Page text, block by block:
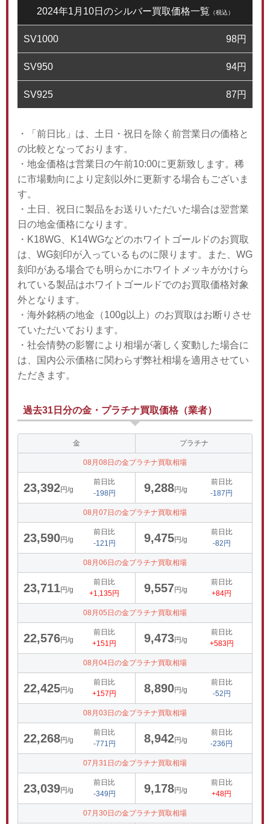
2024年1月10日のシルバー買取価格一覧 （税込）
SV1000 98円
SV950 94円
SV925 87円
・「前日比」は、土日・祝日を除く前営業日の価格と
の比較となっております。
・地金価格は営業日の午前10:00に更新致します。稀
に市場動向により定刻以外に更新する場合もございま
す。
・土日、祝日に製品をお送りいただいた場合は翌営業
日の地金価格になります。
・K18WG、K14WGなどのホワイトゴールドのお買取
は、WG刻印が入っているものに限ります。また、WG
刻印がある場合でも明らかにホワイトメッキがかけら
れている製品はホワイトゴールドでのお買取価格対象
外となります。
・海外銘柄の地金（100g以上）のお買取はお断りさせ
ていただいております。
・社会情勢の影響により相場が著しく変動した場合に
は、国内公示価格に関わらず弊社相場を適用させてい
ただきます。
過去31日分の金・プラチナ買取価格（業者）
金 プラチナ
08月08日の金プラチナ買取相場
23,392円/g
前日比
-198円
9,288円/g
前日比
-187円
08月07日の金プラチナ買取相場
23,590円/g
前日比
-121円
9,475円/g
前日比
-82円
08月06日の金プラチナ買取相場
23,711円/g
前日比
+1,135円
9,557円/g
前日比
+84円
08月05日の金プラチナ買取相場
22,576円/g
前日比
+151円
9,473円/g
前日比
+583円
08月04日の金プラチナ買取相場
22,425円/g
前日比
+157円
8,890円/g
前日比
-52円
08月03日の金プラチナ買取相場
22,268円/g
前日比
-771円
8,942円/g
前日比
-236円
07月31日の金プラチナ買取相場
23,039円/g
前日比
-349円
9,178円/g
前日比
+48円
07月30日の金プラチナ買取相場